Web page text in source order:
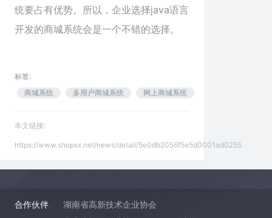
统要占有优势。所以，企业选择java语言
开发的商城系统会是一个不错的选择。
标签:
商城系统
多用户商城系统 网上商城系统
本文链接:
https://www.shopxx.net/news/detail/5e0db2056f5e5d0001ad0255
合作伙伴
湖南省高新技术企业协会